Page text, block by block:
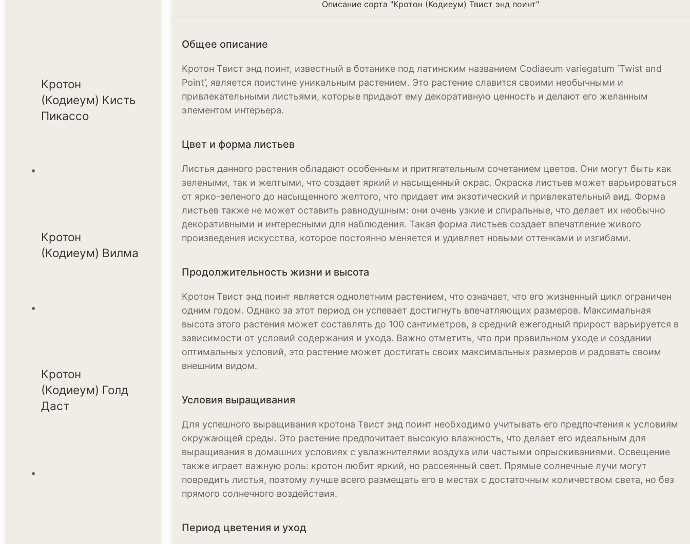
Ирис
Крокус
Лапчатка
Магнолия
Нарциссы
Настурция
Пеларгония
Петуния
Пионы
Тюльпан
Фиалка
Физалис
Кротон
(Кодиеум) Кисть
Пикассо
Кротон
(Кодиеум) Вилма
Кротон
(Кодиеум) Голд
Даст
Описание сорта "Кротон (Кодиеум) Твист энд поинт"
Общее описание
Кротон Твист энд поинт, известный в ботанике под латинским названием Codiaeum variegatum ‘Twist and
Point’, является поистине уникальным растением. Это растение славится своими необычными и
привлекательными листьями, которые придают ему декоративную ценность и делают его желанным
элементом интерьера.
Цвет и форма листьев
Листья данного растения обладают особенным и притягательным сочетанием цветов. Они могут быть как
зелеными, так и желтыми, что создает яркий и насыщенный окрас. Окраска листьев может варьироваться
от ярко-зеленого до насыщенного желтого, что придает им экзотический и привлекательный вид. Форма
листьев также не может оставить равнодушным: они очень узкие и спиральные, что делает их необычно
декоративными и интересными для наблюдения. Такая форма листьев создает впечатление живого
произведения искусства, которое постоянно меняется и удивляет новыми оттенками и изгибами.
Продолжительность жизни и высота
Кротон Твист энд поинт является однолетним растением, что означает, что его жизненный цикл ограничен
одним годом. Однако за этот период он успевает достигнуть впечатляющих размеров. Максимальная
высота этого растения может составлять до 100 сантиметров, а средний ежегодный прирост варьируется в
зависимости от условий содержания и ухода. Важно отметить, что при правильном уходе и создании
оптимальных условий, это растение может достигать своих максимальных размеров и радовать своим
внешним видом.
Условия выращивания
Для успешного выращивания кротона Твист энд поинт необходимо учитывать его предпочтения к условиям
окружающей среды. Это растение предпочитает высокую влажность, что делает его идеальным для
выращивания в домашних условиях с увлажнителями воздуха или частыми опрыскиваниями. Освещение
также играет важную роль: кротон любит яркий, но рассеянный свет. Прямые солнечные лучи могут
повредить листья, поэтому лучше всего размещать его в местах с достаточным количеством света, но без
прямого солнечного воздействия.
Период цветения и уход